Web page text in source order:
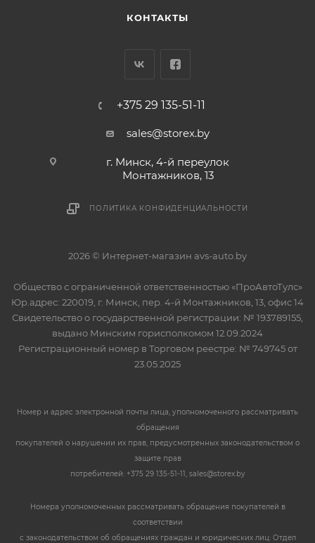
КОНТАКТЫ
+375 29 135-51-11
sales@storex.by
г. Минск, 4-й переулок
Монтажников, 13
ПОЛИТИКА КОНФИДЕНЦИАЛЬНОСТИ
2026 © Интернет-магазин avs-auto.by
Общество с ограниченной ответственностью «ПроАвтоТулс»
Юр.адрес: 220019, г. Минск, пер. 4-й Монтажников, 13, офис 14
Свидетельство о государственной регистрации: № 193789155,
выдано Минским горисполкомом 12.09.2024
Регистрационный номер в Торговом реестре: № 749745 от
23.05.2025
Номер и адрес электронной почты лица, уполномоченного рассматривать
обращения
покупателей о нарушении их прав, предусмотренных законодательством о
защите прав
потребителей: +375 29 135-51-11, sales@storex.by
Номера уполномоченных рассматривать обращения покупателей в
соответствии
с законодательством об обращениях граждан и юридических лиц: Отдел